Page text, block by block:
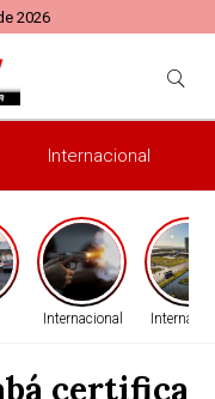
2026
Internacional
Internacional
certifica